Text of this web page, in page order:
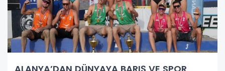
ALANYA’DAN DÜNYAYA BARIŞ VE SPOR